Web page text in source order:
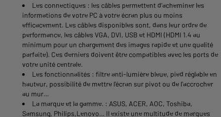
Les connectiques : les câbles permettent d’acheminer les
informations de votre PC à votre écran plus ou moins
efficacement. Les câbles disponibles sont, dans leur ordre de
performance, les câbles VGA, DVI, USB et HDMI (HDMI 1.4 au
minimum pour un chargement des images rapide et une qualité
parfaite). Ces derniers doivent être compatibles avec les ports de
votre unité centrale.
Les fonctionnalités : filtre anti-lumière bleue, pied réglable en
hauteur, possibilité de mettre l’écran sur pivot ou de l’accrocher
au mur…
La marque et la gamme. : ASUS, ACER, AOC, Toshiba,
Samsung, Philips,Lenovo… Il existe une multitude de marques